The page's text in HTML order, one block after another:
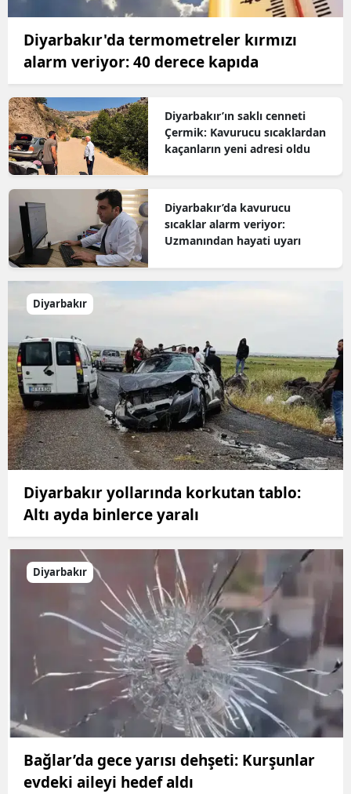
Diyarbakır'da termometreler kırmızı
alarm veriyor: 40 derece kapıda
Diyarbakır’ın saklı cenneti
Çermik: Kavurucu sıcaklardan
kaçanların yeni adresi oldu
Diyarbakır’da kavurucu
sıcaklar alarm veriyor:
Uzmanından hayati uyarı
Diyarbakır
Diyarbakır yollarında korkutan tablo:
Altı ayda binlerce yaralı
Diyarbakır
Bağlar’da gece yarısı dehşeti: Kurşunlar
evdeki aileyi hedef aldı